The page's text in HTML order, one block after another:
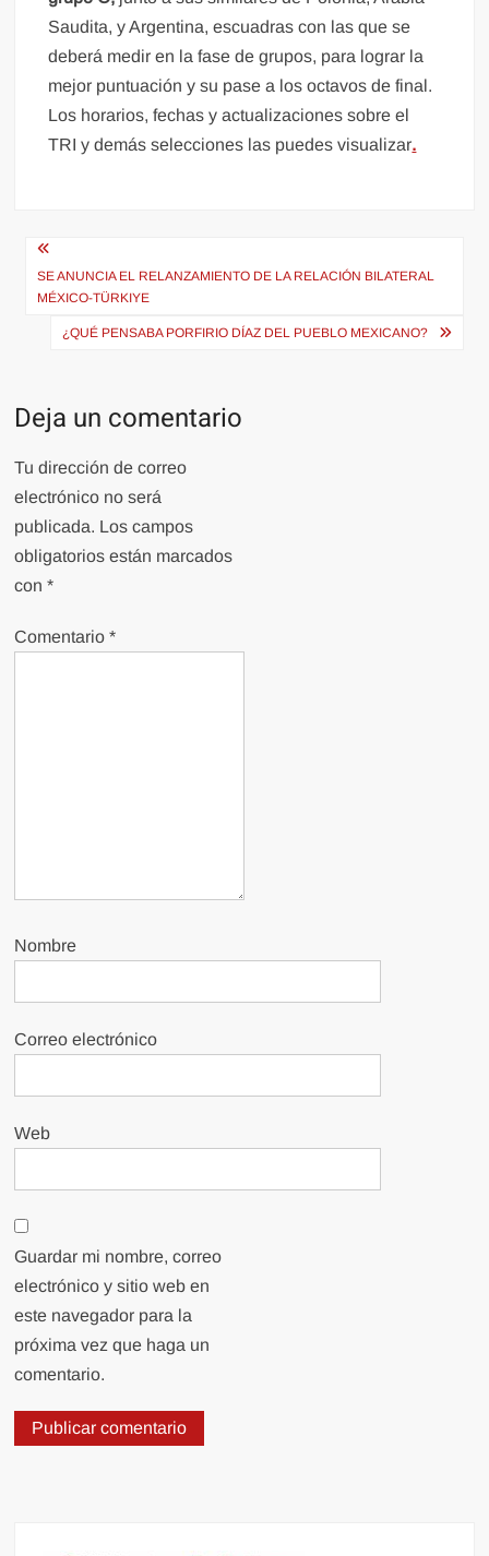
Saudita, y Argentina, escuadras con las que se
deberá medir en la fase de grupos, para lograr la
mejor puntuación y su pase a los octavos de final.
Los horarios, fechas y actualizaciones sobre el
TRI y demás selecciones las puedes visualizar.
Navegación
de
entradas
SE ANUNCIA EL RELANZAMIENTO DE LA RELACIÓN BILATERAL
MÉXICO-TÜRKIYE
¿QUÉ PENSABA PORFIRIO DÍAZ DEL PUEBLO MEXICANO?
Deja un comentario
Tu dirección de correo
electrónico no será
publicada. Los campos
obligatorios están marcados
con*
Comentario*
Nombre
Correo electrónico
Web
Guardar mi nombre, correo
electrónico y sitio web en
este navegador para la
próxima vez que haga un
comentario.